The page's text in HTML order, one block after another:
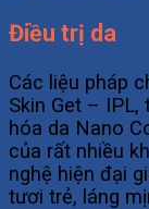
Điều trị da
Các liệu pháp
Skin Get –
hóa da Nano
của rất nhiều
nghệ hiện đại
tươi trẻ, láng